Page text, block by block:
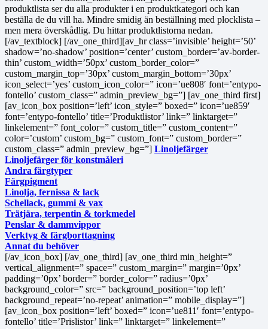
produktlista ser du alla produkter i en produktkategori och kan
beställa de du vill ha. Mindre smidig än beställning med plocklista –
men mera överskådlig. Du hittar produktlistorna nedan.
[/av_textblock] [/av_one_third][av_hr class=’invisible’ height=’50’
shadow=’no-shadow’ position=’center’ custom_border=’av-border-
thin’ custom_width=’50px’ custom_border_color=”
custom_margin_top=’30px’ custom_margin_bottom=’30px’
icon_select=’yes’ custom_icon_color=” icon=’ue808′ font=’entypo-
fontello’ custom_class=” admin_preview_bg=”] [av_one_third first]
[av_icon_box position=’left’ icon_style=” boxed=” icon=’ue859′
font=’entypo-fontello’ title=’Produktlistor’ link=” linktarget=”
linkelement=” font_color=” custom_title=” custom_content=”
color=’custom’ custom_bg=” custom_font=” custom_border=”
custom_class=” admin_preview_bg=”] Linoljefärger
Linoljefärger för konstmåleri
Andra färgtyper
Färgpigment
Linolja, fernissa & lack
Schellack, gummi & vax
Trätjära, terpentin & torkmedel
Penslar & dammvippor
Verktyg & färgborttagning
Annat du behöver
[/av_icon_box] [/av_one_third] [av_one_third min_height=”
vertical_alignment=” space=” custom_margin=” margin=’0px’
padding=’0px’ border=” border_color=” radius=’0px’
background_color=” src=” background_position=’top left’
background_repeat=’no-repeat’ animation=” mobile_display=”]
[av_icon_box position=’left’ boxed=” icon=’ue811′ font=’entypo-
fontello’ title=’Prislistor’ link=” linktarget=” linkelement=”